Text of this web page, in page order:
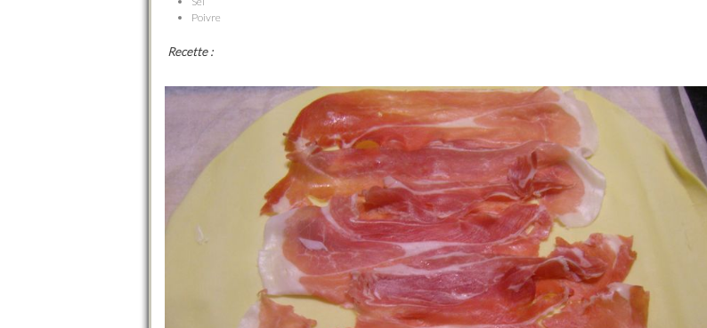
Poivre
Recette :